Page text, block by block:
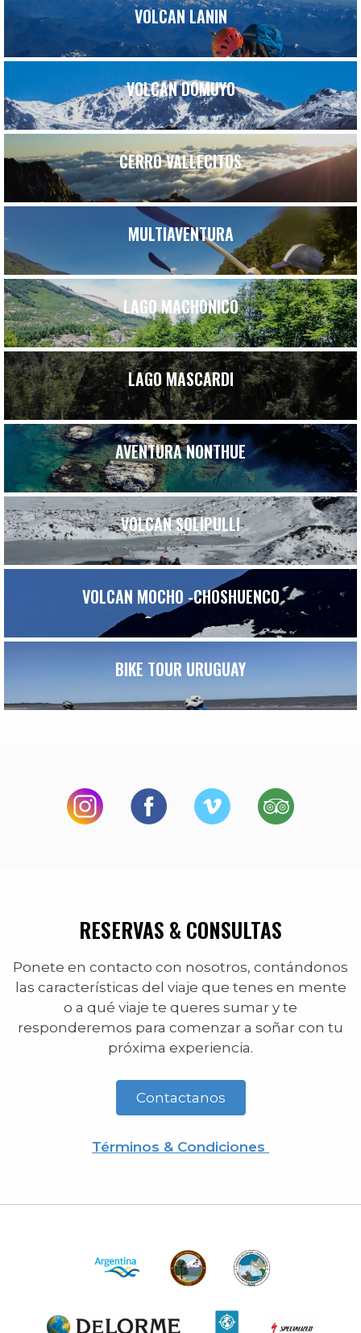
VOLCAN LANIN
VOLCAN DOMUYO
CERRO VALLECITOS
MULTIAVENTURA
LAGO MACHONICO
LAGO MASCARDI
AVENTURA NONTHUE
VOLCAN SOLIPULLI
VOLCAN MOCHO -CHOSHUENCO
BIKE TOUR URUGUAY
RESERVAS & CONSULTAS
Ponete en contacto con nosotros, contándonos
las características del viaje que tenes en mente
o a qué viaje te queres sumar y te
responderemos para comenzar a soñar con tu
próxima experiencia.
Contactanos
Términos & Condiciones